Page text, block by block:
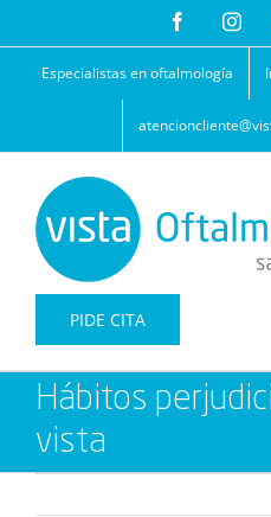
contenido
Facebook
Especialistas en oftalmología
PIDE CITA
Hábitos
vista